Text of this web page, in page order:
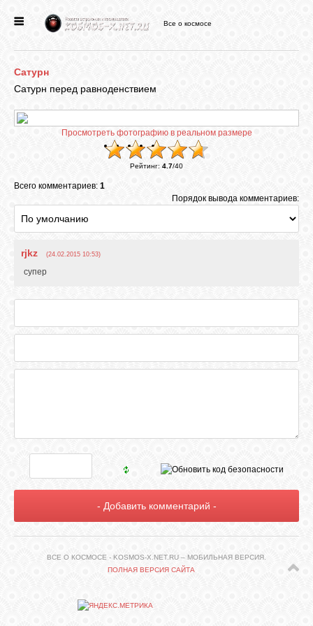
ФОРУМ
ВИДЕО
ФОТО
Все о космосе
Сатурн
Сатурн перед равноденствием
Просмотреть фотографию в реальном размере
Рейтинг: 4.7/40
Всего комментариев: 1
Порядок вывода комментариев:
rjkz (24.02.2015 10:53)
супер
ВСЕ О КОСМОСЕ - KOSMOS-X.NET.RU – МОБИЛЬНАЯ ВЕРСИЯ.
ПОЛНАЯ ВЕРСИЯ САЙТА